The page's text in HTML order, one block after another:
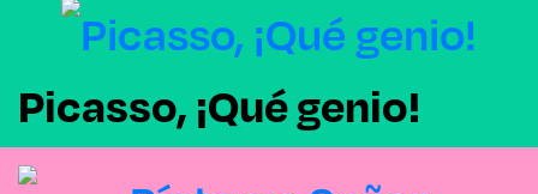
Picasso, ¡Qué genio!